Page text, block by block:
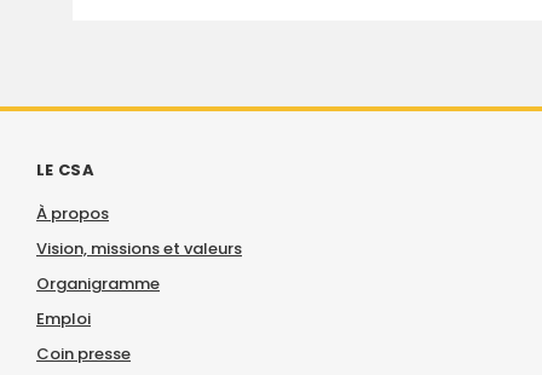
LE CSA
À propos
Vision, missions et valeurs
Organigramme
Emploi
Coin presse